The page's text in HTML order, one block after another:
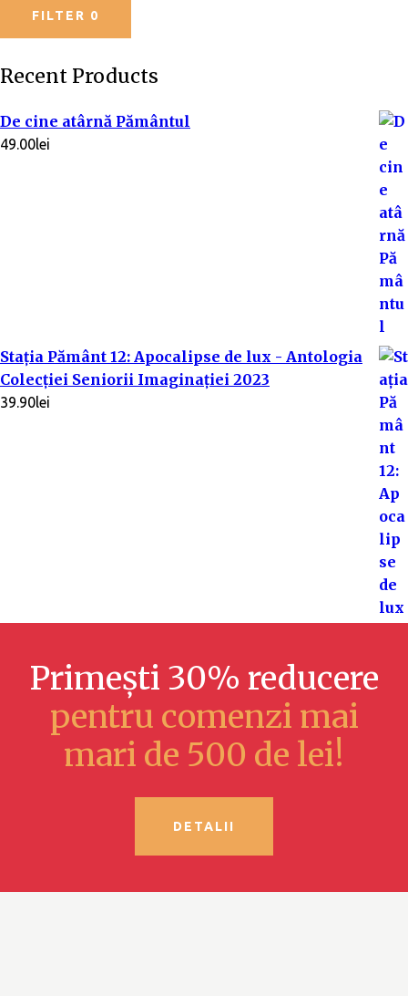
FILTER 0
Recent Products
De cine atârnă Pământul
49.00lei
Stația Pământ 12: Apocalipse de lux - Antologia
Colecției Seniorii Imaginației 2023
39.90lei
Primești 30% reducere
pentru comenzi mai
mari de 500 de lei!
DETALII